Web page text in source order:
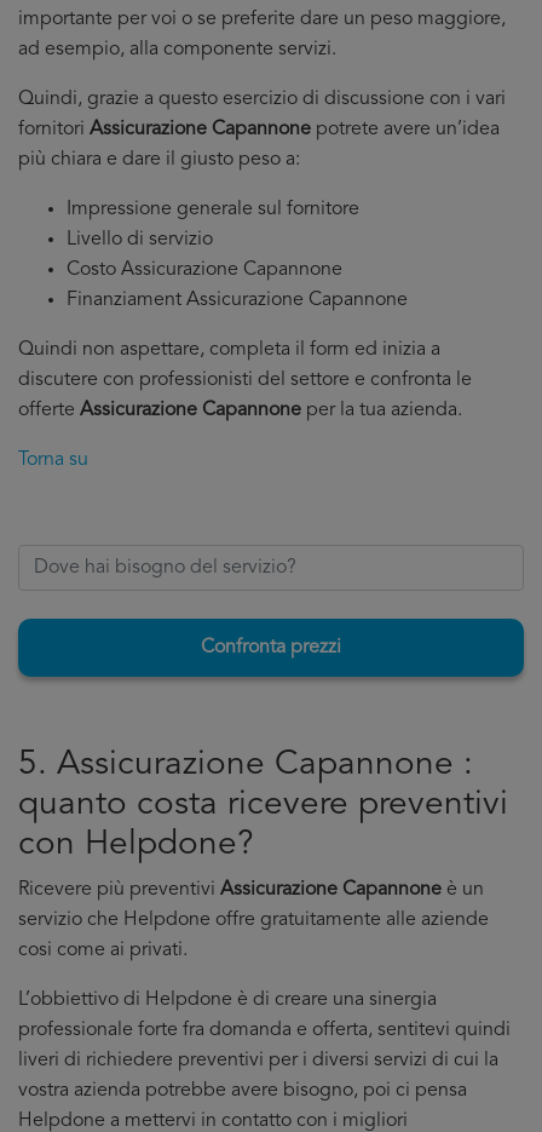
importante per voi o se preferite dare un peso maggiore,
ad esempio, alla componente servizi.
Quindi, grazie a questo esercizio di discussione con i vari
fornitori Assicurazione Capannone potrete avere un’idea
più chiara e dare il giusto peso a:
Impressione generale sul fornitore
Livello di servizio
Costo Assicurazione Capannone
Finanziament Assicurazione Capannone
Quindi non aspettare, completa il form ed inizia a
discutere con professionisti del settore e confronta le
offerte Assicurazione Capannone per la tua azienda.
Torna su
Confronta prezzi
5. Assicurazione Capannone :
quanto costa ricevere preventivi
con Helpdone?
Ricevere più preventivi Assicurazione Capannone è un
servizio che Helpdone offre gratuitamente alle aziende
cosi come ai privati.
L’obbiettivo di Helpdone è di creare una sinergia
professionale forte fra domanda e offerta, sentitevi quindi
liveri di richiedere preventivi per i diversi servizi di cui la
vostra azienda potrebbe avere bisogno, poi ci pensa
Helpdone a mettervi in contatto con i migliori